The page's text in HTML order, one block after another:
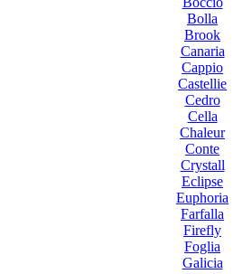
Bolla
Brook
Canaria
Cappio
Castellie
Cedro
Cella
Chaleur
Conte
Crystall
Eclipse
Euphoria
Farfalla
Firefly
Foglia
Galicia